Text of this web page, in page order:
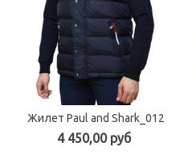
Жилет Paul and Shark_012
4 450,00 руб